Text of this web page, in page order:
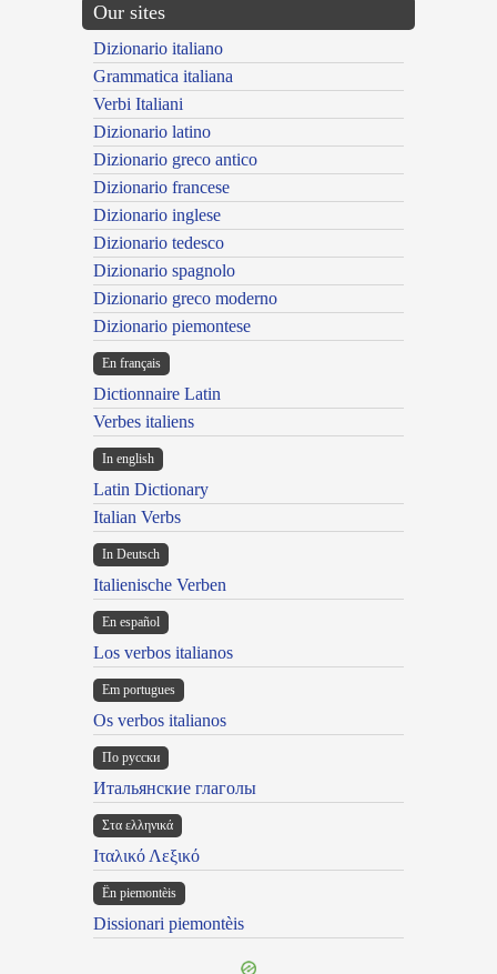
Our sites
Dizionario italiano
Grammatica italiana
Verbi Italiani
Dizionario latino
Dizionario greco antico
Dizionario francese
Dizionario inglese
Dizionario tedesco
Dizionario spagnolo
Dizionario greco moderno
Dizionario piemontese
En français
Dictionnaire Latin
Verbes italiens
In english
Latin Dictionary
Italian Verbs
In Deutsch
Italienische Verben
En español
Los verbos italianos
Em portugues
Os verbos italianos
По русски
Итальянские глаголы
Στα ελληνικά
Ιταλικό Λεξικό
Ën piemontèis
Dissionari piemontèis